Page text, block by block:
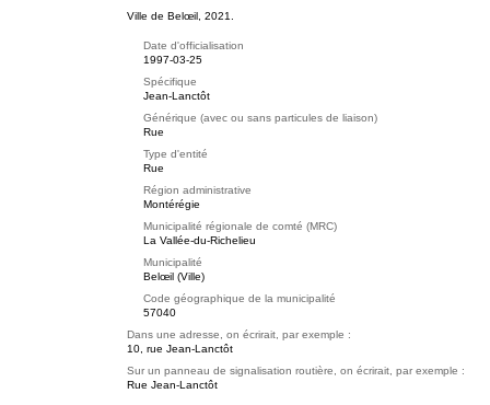
Ville de Belœil, 2021.
Date d'officialisation
1997-03-25
Spécifique
Jean-Lanctôt
Générique (avec ou sans particules de liaison)
Rue
Type d'entité
Rue
Région administrative
Montérégie
Municipalité régionale de comté (MRC)
La Vallée-du-Richelieu
Municipalité
Belœil (Ville)
Code géographique de la municipalité
57040
Dans une adresse, on écrirait, par exemple :
10, rue Jean-Lanctôt
Sur un panneau de signalisation routière, on écrirait, par exemple :
Rue Jean-Lanctôt